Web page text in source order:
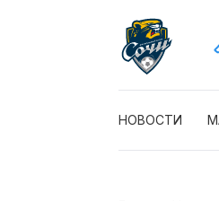
НОВОСТИ